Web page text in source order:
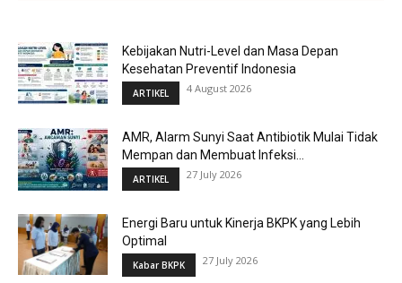
Kebijakan Nutri-Level dan Masa Depan
Kesehatan Preventif Indonesia
ARTIKEL 4 August 2026
AMR, Alarm Sunyi Saat Antibiotik Mulai Tidak
Mempan dan Membuat Infeksi...
ARTIKEL 27 July 2026
Energi Baru untuk Kinerja BKPK yang Lebih
Optimal
Kabar BKPK 27 July 2026